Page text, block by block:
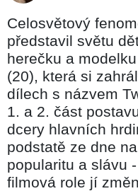
Celosvětový
představil světu
herečku a
(20), která si
dílech s názvem
1. a 2. část
dcery hlavních
podstatě ze dne
popularitu a slávu
filmová role jí